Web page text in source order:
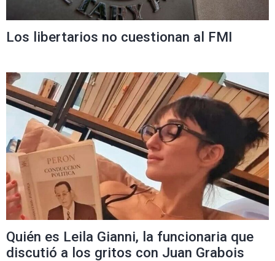
Los libertarios no cuestionan al FMI
Quién es Leila Gianni, la funcionaria que
discutió a los gritos con Juan Grabois